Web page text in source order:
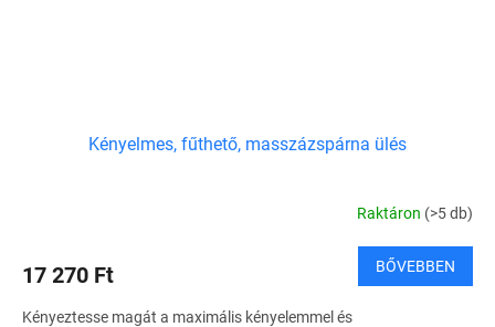
Kényelmes, fűthető, masszázspárna ülés
Raktáron (>5 db)
17 270 Ft BŐVEBBEN
Kényeztesse magát a maximális kényelemmel és